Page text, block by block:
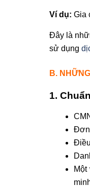
Ví dụ: Gia
Đây là
sử dụng
B.
1.
Đơn